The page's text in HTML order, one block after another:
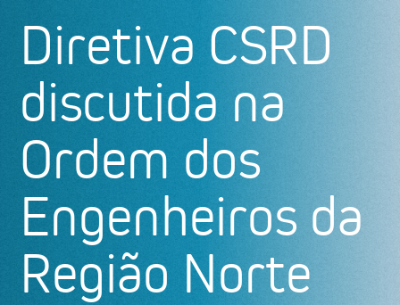
Diretiva CSRD
discutida na
Ordem dos
Engenheiros da
Região Norte